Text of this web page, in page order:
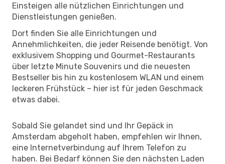
Einsteigen alle nützlichen Einrichtungen und
Dienstleistungen genießen.
Dort finden Sie alle Einrichtungen und
Annehmlichkeiten, die jeder Reisende benötigt. Von
exklusivem Shopping und Gourmet-Restaurants
über letzte Minute Souvenirs und die neuesten
Bestseller bis hin zu kostenlosem WLAN und einem
leckeren Frühstück – hier ist für jeden Geschmack
etwas dabei.
Sobald Sie gelandet sind und Ihr Gepäck in
Amsterdam abgeholt haben, empfehlen wir Ihnen,
eine Internetverbindung auf Ihrem Telefon zu
haben. Bei Bedarf können Sie den nächsten Laden